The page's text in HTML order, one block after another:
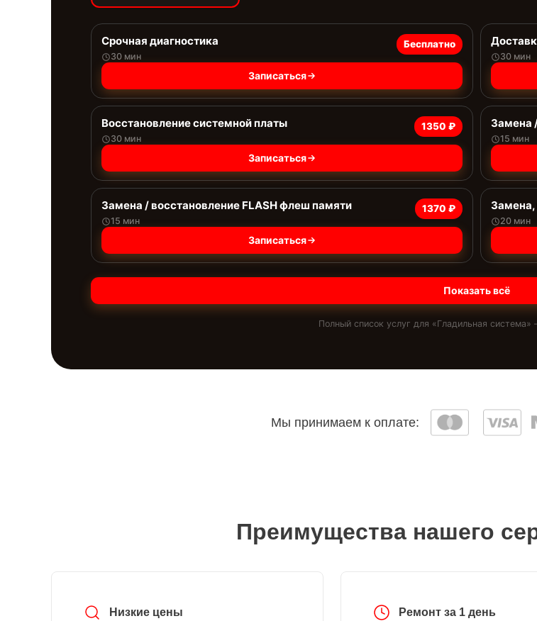
Срочная диагностика
30 мин
Бесплатно
Записаться
30 мин
Восстановление системной платы
30 мин
1350 ₽
Записаться
Замена
15 мин
Замена / восстановление FLASH флеш памяти
15 мин
1370 ₽
Записаться
Замена,
20 мин
Показать всё
Полный список услуг для «Гладильная система»
Мы принимаем к оплате:
Преимущества нашего
Низкие цены Ремонт за 1 день